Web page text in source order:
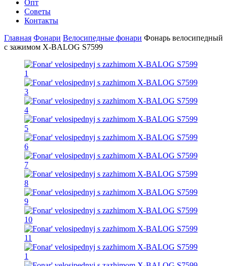
Опт
Советы
Контакты
Главная Фонари Велосипедные фонари Фонарь велосипедный
с зажимом X-BALOG S7599